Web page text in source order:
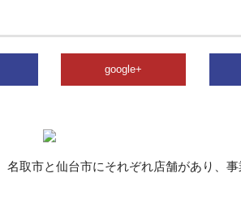
google+
名取市と仙台市にそれぞれ店舗があり、